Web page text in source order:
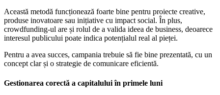
Această metodă funcționează foarte bine pentru proiecte creative,
produse inovatoare sau inițiative cu impact social. În plus,
crowdfunding-ul are și rolul de a valida ideea de business, deoarece
interesul publicului poate indica potențialul real al pieței.
Pentru a avea succes, campania trebuie să fie bine prezentată, cu un
concept clar și o strategie de comunicare eficientă.
Gestionarea corectă a capitalului în primele luni